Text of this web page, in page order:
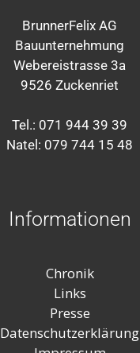
BrunnerFelix AG
Bauunternehmung
Webereistrasse 3a
9526 Zuckenriet
Tel.: 071 944 39 39
Natel: 079 744 15 48
Informationen
Chronik
Links
Presse
Datenschutzerklärung